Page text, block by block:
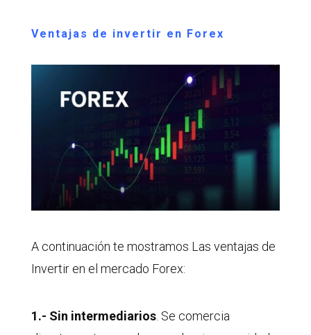
Ventajas de invertir en Forex
A continuación te mostramos Las ventajas de
Invertir en el mercado Forex:
1.- Sin intermediarios. Se comercia